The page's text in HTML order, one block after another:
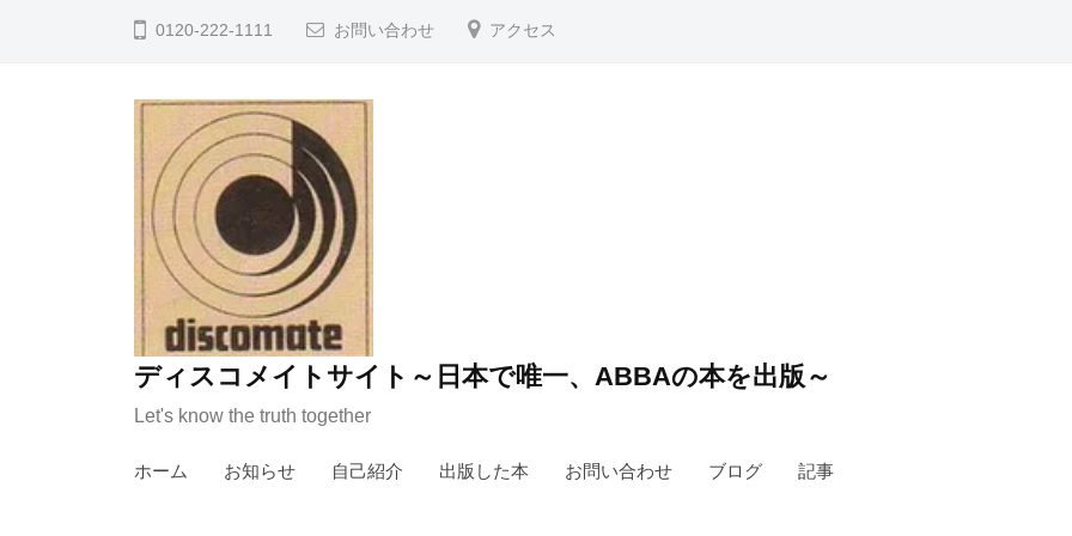
0120-222-1111 お問い合わせ アクセス
ディスコメイトサイト～日本で唯一、ABBAの本を出版～
Let's know the truth together
ホーム お知らせ 自己紹介 出版した本 お問い合わせ ブログ 記事